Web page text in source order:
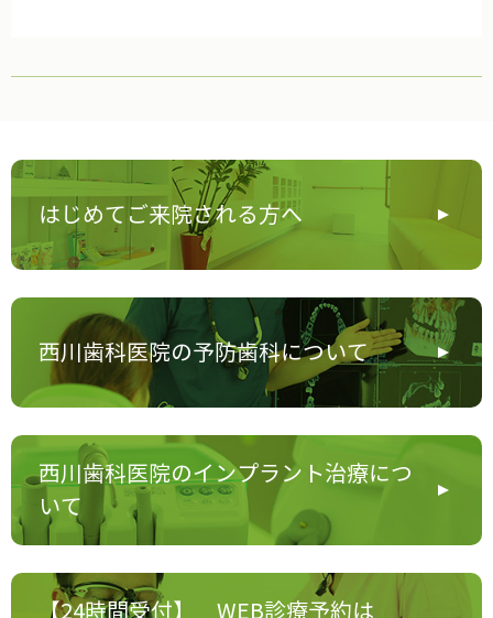
はじめてご来院される方へ
西川歯科医院の予防歯科について
西川歯科医院のインプラント治療につ
いて
【24時間受付】 WEB診療予約は